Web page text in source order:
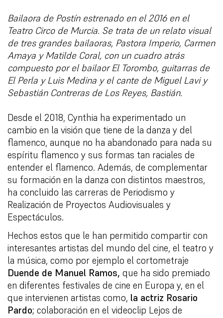
Bailaora de Postín estrenado en el 2016 en el
Teatro Circo de Murcia. Se trata de un relato visual
de tres grandes bailaoras, Pastora Imperio, Carmen
Amaya y Matilde Coral, con un cuadro atrás
compuesto por el bailaor El Torombo, guitarras de
El Perla y Luis Medina y el cante de Miguel Lavi y
Sebastián Contreras de Los Reyes, Bastián.
Desde el 2018, Cynthia ha experimentado un
cambio en la visión que tiene de la danza y del
flamenco, aunque no ha abandonado para nada su
espíritu flamenco y sus formas tan raciales de
entender el flamenco. Además, de complementar
su formación en la danza con distintos maestros,
ha concluido las carreras de Periodismo y
Realización de Proyectos Audiovisuales y
Espectáculos.
Hechos estos que le han permitido compartir con
interesantes artistas del mundo del cine, el teatro y
la música, como por ejemplo el cortometraje
Duende de Manuel Ramos, que ha sido premiado
en diferentes festivales de cine en Europa y, en el
que intervienen artistas como, la actriz Rosario
Pardo; colaboración en el videoclip Lejos de